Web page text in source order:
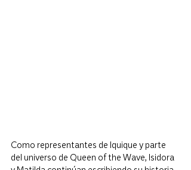
Como representantes de Iquique y parte
del universo de Queen of the Wave, Isidora